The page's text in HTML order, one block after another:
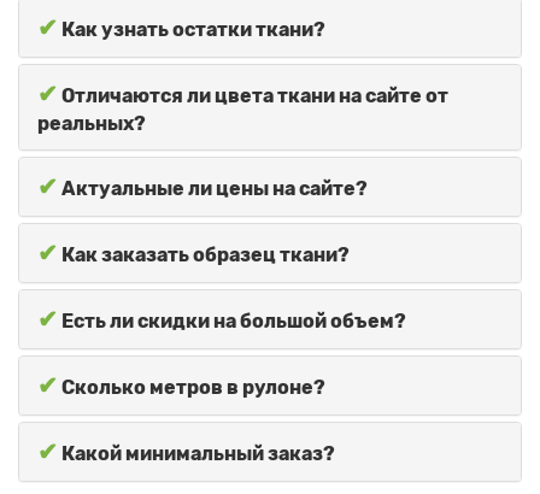
✔ Как узнать остатки ткани?
✔ Отличаются ли цвета ткани на сайте от
реальных?
✔ Актуальные ли цены на сайте?
✔ Как заказать образец ткани?
✔ Есть ли скидки на большой объем?
✔ Сколько метров в рулоне?
✔ Какой минимальный заказ?